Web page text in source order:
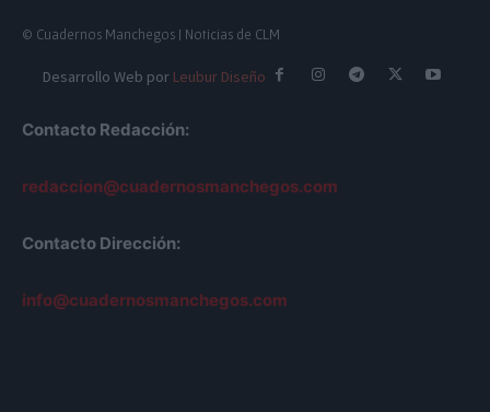
© Cuadernos Manchegos | Noticias de CLM
Desarrollo Web por Leubur Diseño
Contacto Redacción:
redaccion@cuadernosmanchegos.com
Contacto Dirección:
info@cuadernosmanchegos.com